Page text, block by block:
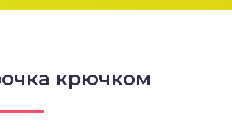
крючком